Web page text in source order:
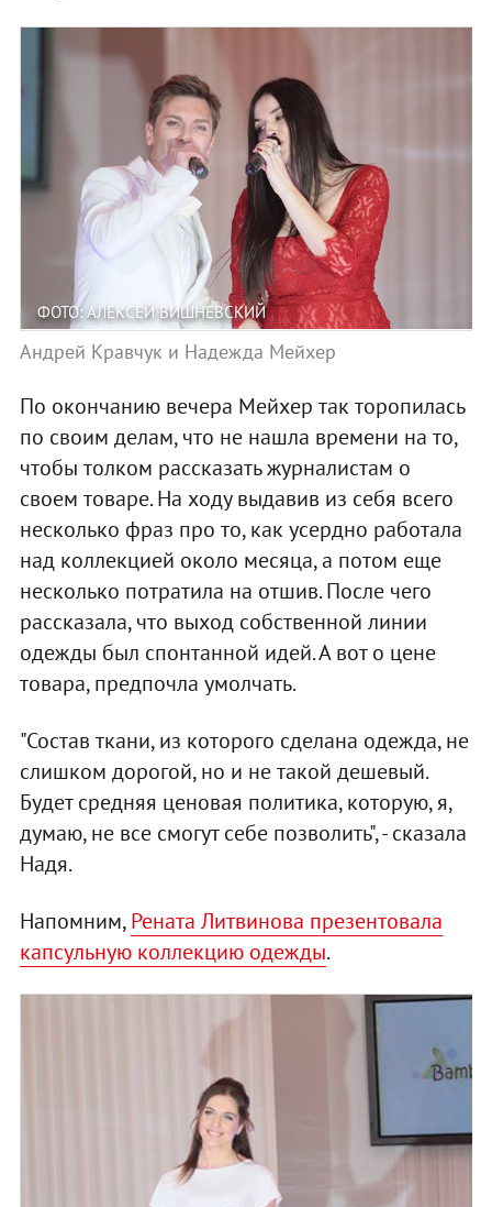
ФОТО: АЛЕКСЕЙ ВИШНЕВСКИЙ
Андрей Кравчук и Надежда Мейхер
По окончанию вечера Мейхер так торопилась
по своим делам, что не нашла времени на то,
чтобы толком рассказать журналистам о
своем товаре. На ходу выдавив из себя всего
несколько фраз про то, как усердно работала
над коллекцией около месяца, а потом еще
несколько потратила на отшив. После чего
рассказала, что выход собственной линии
одежды был спонтанной идей. А вот о цене
товара, предпочла умолчать.
"Состав ткани, из которого сделана одежда, не
слишком дорогой, но и не такой дешевый.
Будет средняя ценовая политика, которую, я,
думаю, не все смогут себе позволить", - сказала
Надя.
Напомним,Рената Литвинова презентовала
капсульную коллекцию одежды.